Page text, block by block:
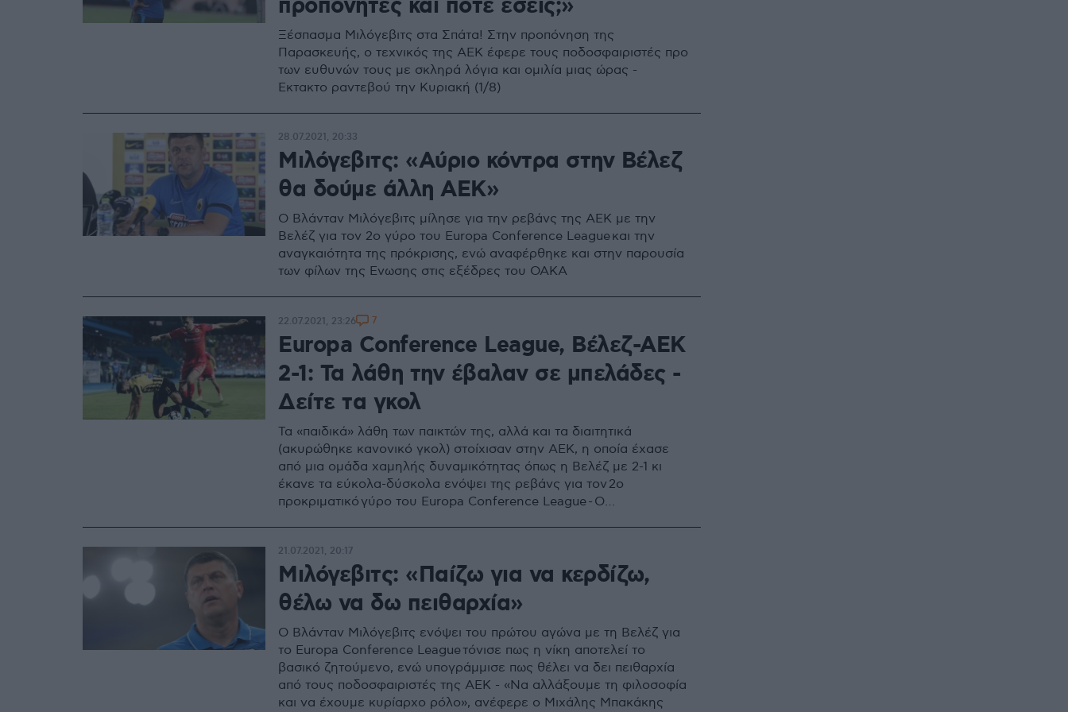
προπονητές και ποτέ εσείς;»
Ξέσπασμα Μιλόγεβιτς στα Σπάτα! Στην προπόνηση της
Παρασκευής, ο τεχνικός της ΑΕΚ έφερε τους ποδοσφαιριστές προ
των ευθυνών τους με σκληρά λόγια και ομιλία μιας ώρας -
Έκτακτο ραντεβού την Κυριακή (1/8)
Μιλόγεβιτς: «Αύριο κόντρα στην Βέλεζ
θα δούμε άλλη ΑΕΚ»
Ο Βλάνταν Μιλόγεβιτς μίλησε για την ρεβάνς της ΑΕΚ με την
Βελέζ για τον 2ο γύρο του Europa Conference League και την
αναγκαιότητα της πρόκρισης, ενώ αναφέρθηκε και στην παρουσία
των φίλων της Ενωσης στις εξέδρες του ΟΑΚΑ
28.07.2021, 20:33
Europa Conference League, Βέλεζ-ΑΕΚ
2-1: Τα λάθη την έβαλαν σε μπελάδες -
Δείτε τα γκολ
Τα «παιδικά» λάθη των παικτών της, αλλά και τα διαιτητικά
(ακυρώθηκε κανονικό γκολ) στοίχισαν στην ΑΕΚ, η οποία έχασε
από μια ομάδα χαμηλής δυναμικότητας όπως η Βελέζ με 2-1 κι
έκανε τα εύκολα-δύσκολα ενόψει της ρεβάνς για τον 2ο
προκριματικό γύρο του Europa Conference League - Ο
22.07.2021, 23:26 7
Μιλόγεβιτς: «Παίζω για να κερδίζω,
θέλω να δω πειθαρχία»
Ο Βλάνταν Μιλόγεβιτς ενόψει του πρώτου αγώνα με τη Βελέζ για
το Europa Conference League τόνισε πως η νίκη αποτελεί το
βασικό ζητούμενο, ενώ υπογράμμισε πως θέλει να δει πειθαρχία
από τους ποδοσφαιριστές της ΑΕΚ - «Να αλλάξουμε τη φιλοσοφία
και να έχουμε κυρίαρχο ρόλο», ανέφερε ο Μιχάλης Μπακάκης
21.07.2021, 20:17